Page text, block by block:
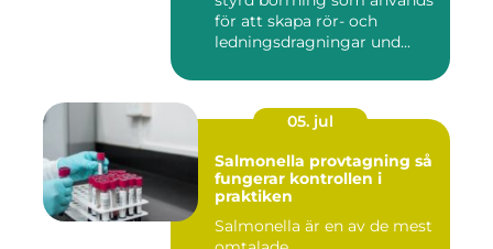
för att skapa rör- och
ledningsdragningar und...
05. jul
Salmonella provtagning så
fungerar kontrollen i
praktiken
Salmonella är en av de mest